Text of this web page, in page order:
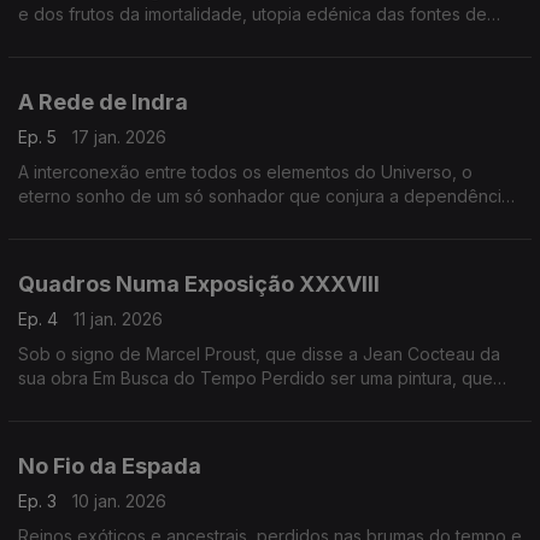
e dos frutos da imortalidade, utopia edénica das fontes de
A Rede de Indra
Ep. 5
17 jan. 2026
A interconexão entre todos os elementos do Universo, o
eterno sonho de um só sonhador que conjura a dependência
Quadros Numa Exposição XXXVIII
Ep. 4
11 jan. 2026
Sob o signo de Marcel Proust, que disse a Jean Cocteau da
sua obra Em Busca do Tempo Perdido ser uma pintura, que
No Fio da Espada
Ep. 3
10 jan. 2026
Reinos exóticos e ancestrais, perdidos nas brumas do tempo e